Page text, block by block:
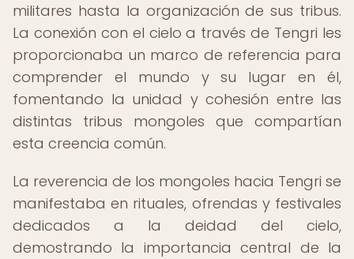
militares hasta la organización de sus tribus.
La conexión con el cielo a través de Tengri les
proporcionaba un marco de referencia para
comprender el mundo y su lugar en él,
fomentando la unidad y cohesión entre las
distintas tribus mongoles que compartían
esta creencia común.
La reverencia de los mongoles hacia Tengri se
manifestaba en rituales, ofrendas y festivales
dedicados a la deidad del cielo,
demostrando la importancia central de la